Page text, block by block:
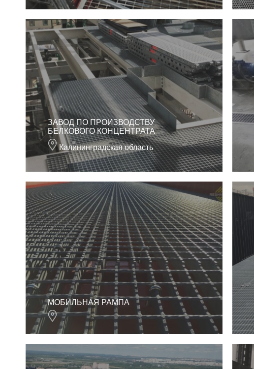
ЗАВОД ПО ПРОИЗВОДСТВУ
БЕЛКОВОГО КОНЦЕНТРАТА
Калининградская область
МОБИЛЬНАЯ РАМПА